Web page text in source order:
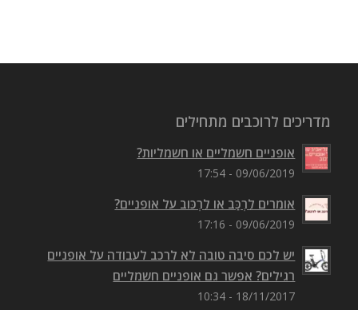
מדריכים לרוכבים מתחילים
אופניים חשמליים או חשמליות?
09/06/2019 - 17:54
אומרים לִרְכַּב או לִרְכּוב על אופניים?
09/06/2019 - 17:16
יש לכם סיבה טובה לא לרכב לעבודה על אופניים
רגילים? אפשר גם אופניים חשמליים
18/11/2017 - 10:34